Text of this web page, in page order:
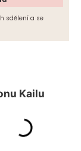
sdělení a se